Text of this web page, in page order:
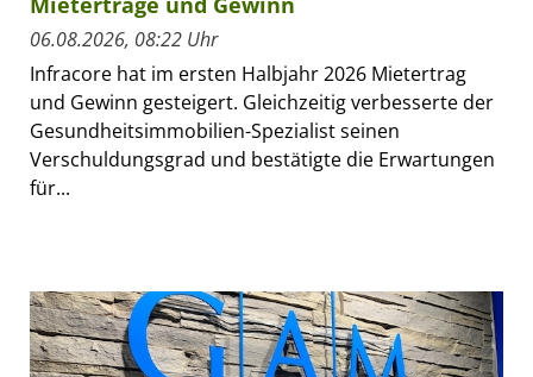
06.08.2026, 08:22 Uhr
Infracore hat im ersten Halbjahr 2026 Mietertrag
und Gewinn gesteigert. Gleichzeitig verbesserte der
Gesundheitsimmobilien-Spezialist seinen
Verschuldungsgrad und bestätigte die Erwartungen
für...